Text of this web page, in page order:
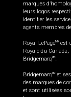
marques
leurs logos
identifier les
agents membres
Royal LePageMD est
Royale du
BridgemarqMD.
BridgemarqMD et
des marques de
et sont utilisées